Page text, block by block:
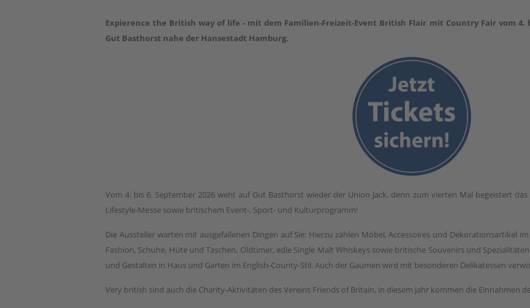
Expierence the British way of life - mit dem Familien-Freizeit-Event British Flair mit Country Fair vom 4.
Gut Basthorst nahe der Hansestadt Hamburg.
Vom 4. bis 6. September 2026 weht auf Gut Basthorst wieder der Union Jack, denn zum vierten Mal begeistert
Lifestyle-Messe sowie britischem Event-, Sport- und Kulturprogramm!
Die Aussteller warten mit ausgefallenen Dingen auf Sie: Hierzu zählen Möbel, Accessoires und Dekorationsartikel
Fashion, Schuhe, Hüte und Taschen, Oldtimer, edle Single Malt Whiskeys sowie britische Souvenirs und
und Gestalten in Haus und Garten im English-County-Stil. Auch der Gaumen wird mit besonderen Delikatessen
Very british sind auch die Charity-Aktivitäten des Vereins Friends of Britain, in diesem Jahr kommen die Einnahmen